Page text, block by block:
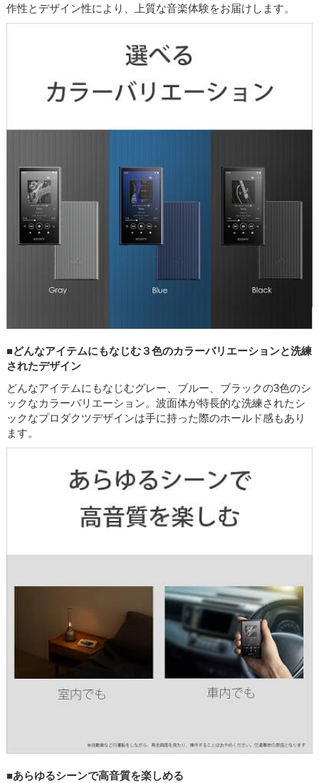
作性とデザイン性により、上質な音楽体験をお届けします。
■どんなアイテムにもなじむ３色のカラーバリエーションと洗練
されたデザイン
どんなアイテムにもなじむグレー、ブルー、ブラックの3色のシ
ックなカラーバリエーション。波面体が特長的な洗練されたシ
ックなプロダクツデザインは手に持った際のホールド感もあり
ます。
■あらゆるシーンで高音質を楽しめる